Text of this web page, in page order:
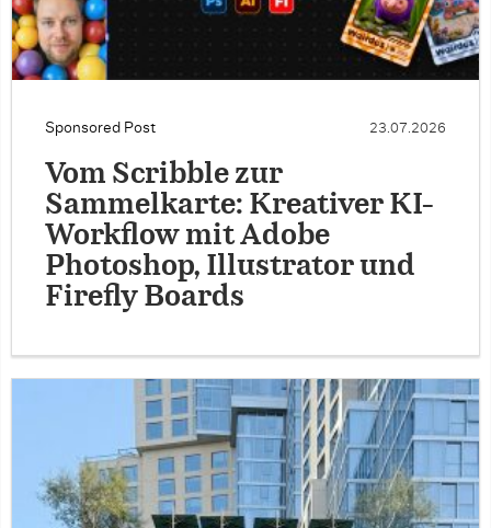
Sponsored Post 23.07.2026
Vom Scribble zur
Sammelkarte: Kreativer KI-
Workflow mit Adobe
Photoshop, Illustrator und
Firefly Boards